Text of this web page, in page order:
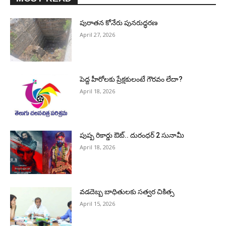
పురాత‌న కోనేరు పున‌రుద్ధ‌ర‌ణ
April 27, 2026
పెద్ద హీరోల‌కు ప్రేక్ష‌కులంటే గౌర‌వం లేదా?
April 18, 2026
పుష్ప రికార్డు ఔట్‌.. దురంధ‌ర్ 2 సునామీ
April 18, 2026
వడదెబ్బ బాధితులకు సత్వర చికిత్స
April 15, 2026